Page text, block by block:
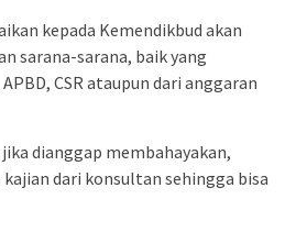
kepada Kemendikbud akan
sarana-sarana, baik yang
CSR ataupun dari anggaran
dianggap membahayakan,
dari konsultan sehingga bisa